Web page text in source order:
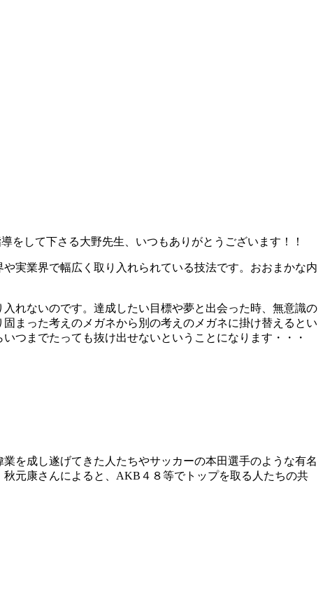
をして下さる大野先生、いつもありがとうございます！！
実業界で幅広く取り入れられている技法です。おおまかな内
れないのです。達成したい目標や夢と出会った時、無意識の
まった考えのメガネから別の考えのメガネに掛け替えるとい
つまでたっても抜け出せないということになります・・・
を成し遂げてきた人たちやサッカーの本田選手のような有名
元康さんによると、AKB４８等でトップを取る人たちの共